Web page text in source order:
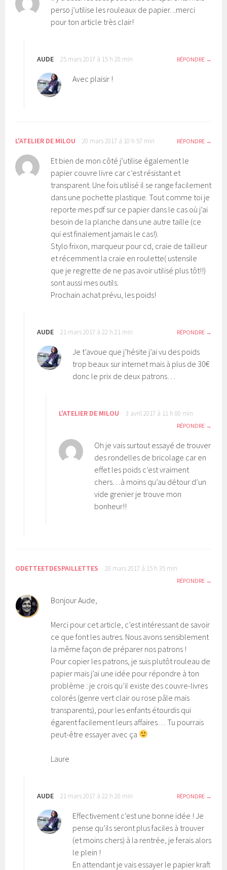
perso j’utilise les rouleaux de papier. ..merci
pour ton article très clair!
AUDE 25 mars 2017 à 15 h 20 min RÉPONDRE
Avec plaisir !
L'ATELIER DE MILOU 20 mars 2017 à 10 h 57 min RÉPONDRE
Et bien de mon côté j’utilise également le
papier couvre livre car c’est résistant et
transparent. Une fois utilisé il se range facilement
dans une pochette plastique. Tout comme toi je
reporte mes pdf sur ce papier dans le cas où j’ai
besoin de la planche dans une autre taille (ce
qui est finalement jamais le cas!).
Stylo frixon, marqueur pour cd, craie de tailleur
et récemment la craie en roulette( ustensile
que je regrette de ne pas avoir utilisé plus tôt!!)
sont aussi mes outils.
Prochain achat prévu, les poids!
AUDE 21 mars 2017 à 22 h 21 min RÉPONDRE
Je t’avoue que j’hésite j’ai vu des poids
trop beaux sur internet mais à plus de 30€
donc le prix de deux patrons…
L'ATELIER DE MILOU 3 avril 2017 à 11 h 00 min
RÉPONDRE
Oh je vais surtout essayé de trouver
des rondelles de bricolage car en
effet les poids c’est vraiment
chers…à moins qu’au détour d’un
vide grenier je trouve mon
bonheur!!
ODETTEETDESPAILLETTES 20 mars 2017 à 15 h 35 min
RÉPONDRE
Bonjour Aude,
Merci pour cet article, c’est intéressant de savoir
ce que font les autres. Nous avons sensiblement
la même façon de préparer nos patrons !
Pour copier les patrons, je suis plutôt rouleau de
papier mais j’ai une idée pour répondre à ton
problème : je crois qu’il existe des couvre-livres
colorés (genre vert clair ou rose pâle mais
transparents), pour les enfants étourdis qui
égarent facilement leurs affaires… Tu pourrais
peut-être essayer avec ça
Laure
AUDE 21 mars 2017 à 22 h 20 min RÉPONDRE
Effectivement c’est une bonne idée ! Je
pense qu’ils seront plus faciles à trouver
(et moins chers) à la rentrée, je ferais alors
le plein !
En attendant je vais essayer le papier kraft